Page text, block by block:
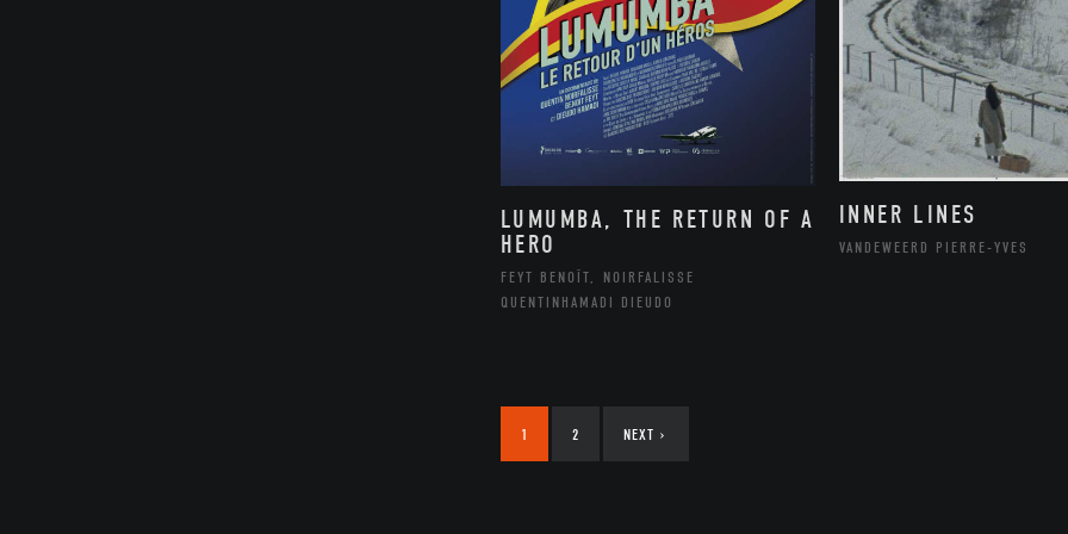
LUMUMBA, THE RETURN OF A
HERO
FEYT BENOÎT, NOIRFALISSE
QUENTINHAMADI DIEUDO
INNER LINES
VANDEWEERD PIERRE-YVES
1 2 NEXT ›